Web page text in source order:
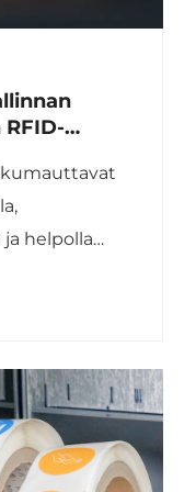
helpolla
jo tänään!